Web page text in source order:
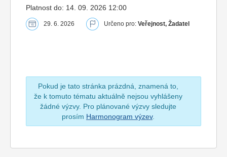
Platnost do: 14. 09. 2026 12:00
29. 6. 2026 Určeno pro: Veřejnost, Žadatel
Pokud je tato stránka prázdná, znamená to,
že k tomuto tématu aktuálně nejsou vyhlášeny
žádné výzvy. Pro plánované výzvy sledujte
prosím Harmonogram výzev.